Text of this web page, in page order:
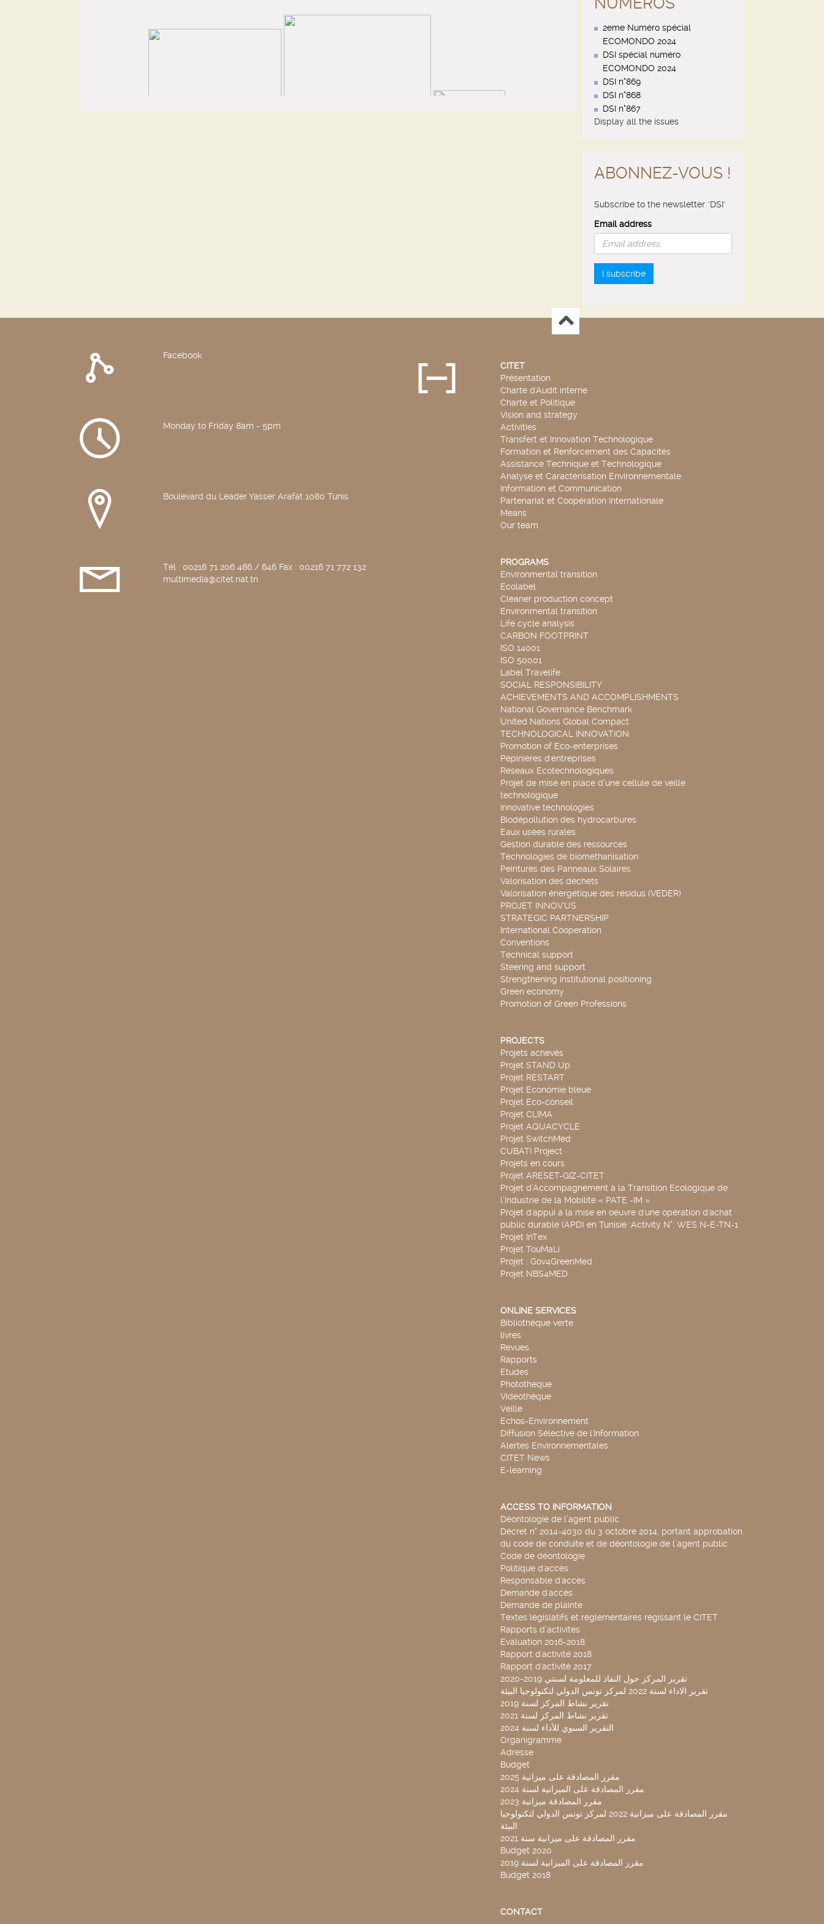
2eme Numéro spécial
ECOMONDO 2024
DSI spécial numéro
ECOMONDO 2024
DSI n°869
DSI n°868
DSI n°867
Display all the issues
ABONNEZ-VOUS !
Subscribe to the newsletter "DSI"
Email address
I subscribe
Facebook
Monday to Friday 8am - 5pm
Boulevard du Leader Yasser Arafat 1080 Tunis
Tél : 00216 71 206 486 / 646 Fax : 00216 71 772 132
multimedia@citet.nat.tn
CITET
Présentation
Charte d'Audit interne
Charte et Politique
Vision and strategy
Activities
Transfert et Innovation Technologique
Formation et Renforcement des Capacités
Assistance Technique et Technologique
Analyse et Caractérisation Environnementale
Information et Communication
Partenariat et Coopération Internationale
Means
Our team
PROGRAMS
Environmental transition
Ecolabel
Cleaner production concept
Environmental transition
Life cycle analysis
CARBON FOOTPRINT
ISO 14001
ISO 50001
Label Travelife
SOCIAL RESPONSIBILITY
ACHIEVEMENTS AND ACCOMPLISHMENTS
National Governance Benchmark
United Nations Global Compact
TECHNOLOGICAL INNOVATION
Promotion of Eco-enterprises
Pépinières d'entreprises
Réseaux Ecotechnologiques
Projet de mise en place d’une cellule de veille
technologique
Innovative technologies
Biodépollution des hydrocarbures
Eaux usées rurales
Gestion durable des ressources
Technologies de biométhanisation
Peintures des Panneaux Solaires
Valorisation des déchets
Valorisation énergétique des résidus (VEDER)
PROJET INNOV'US
STRATEGIC PARTNERSHIP
International Cooperation
Conventions
Technical support
Steering and support
Strengthening institutional positioning
Green economy
Promotion of Green Professions
PROJECTS
Projets achevés
Projet STAND Up
Projet RESTART
Projet Economie bleue
Projet Eco-conseil
Projet CLIMA
Projet AQUACYCLE
Projet SwitchMed
CUBATI Project
Projets en cours
Projet ARESET-GIZ-CITET
Projet d’Accompagnement à la Transition Ecologique de
l’Industrie de la Mobilité « PATE -IM »
Projet d'appui à la mise en oeuvre d'une opération d'achat
public durable (APD) en Tunisie :Activity N°: WES N-E-TN-1
Projet InTex
Projet TouMaLi
Projet : Gov4GreenMed
Projet NBS4MED
ONLINE SERVICES
Bibliothèque verte
livres
Revues
Rapports
Etudes
Photothèque
Vidéothèque
Veille
Echos-Environnement
Diffusion Sélective de l'Information
Alertes Environnementales
CITET News
E-learning
ACCESS TO INFORMATION
Déontologie de l’agent public
Décret n° 2014-4030 du 3 octobre 2014, portant approbation
du code de conduite et de déontologie de l’agent public
Code de déontologie
Politique d'accès
Responsable d'accès
Demande d'accès
Demande de plainte
Textes législatifs et réglementaires régissant le CITET
Rapports d’activités
Evaluation 2016-2018
Rapport d'activité 2018
Rapport d'activité 2017
تقرير المركز حول النفاذ للمعلومة لسنتي 2019-2020
تقرير الاداء لسنة 2022 لمركز تونس الدولي لتكنولوجيا البيئة
تقرير نشاط المركز لسنة 2019
تقرير نشاط المركز لسنة 2021
التقرير السنوي للأداء لسنة 2024
Organigramme
Adresse
Budget
2025 مقرر المصادقة على ميزانية
مقرر المصادقة على الميزانية لسنة 2024
مقرر المصادقة ميزانية 2023
مقرر المصادقة على ميزانية 2022 لمركز تونس الدولي لتكنولوجيا
البيئة
مقرر المصادقة على ميزانية سنة 2021
Budget 2020
مقرر المصادقة على الميزانية لسنة 2019
Budget 2018
CONTACT